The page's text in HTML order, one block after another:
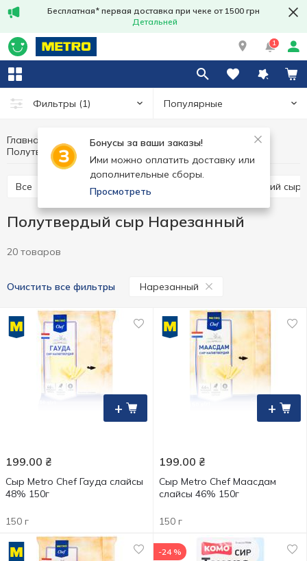
Бесплатная* первая доставка при чеке от 1500 грн
Детальней
1
Фильтры (1) Популярные
Бонусы за ваши заказы!
Ими можно оплатить доставку или
дополнительные сборы.
Просмотреть
Главная Яйца и молочные продукты
Сыр
Полутвердый сыр
Все Твердый сыр Мягкий сыр
Полутвердый сыр Нарезанный
20 товаров
Очистить все фильтры Нарезанный
+
199.00 ₴
Сыр Metro Chef Гауда слайсы
48% 150г
150 г
+
199.00 ₴
Сыр Metro Chef Маасдам
слайсы 46% 150г
150 г
-24 %